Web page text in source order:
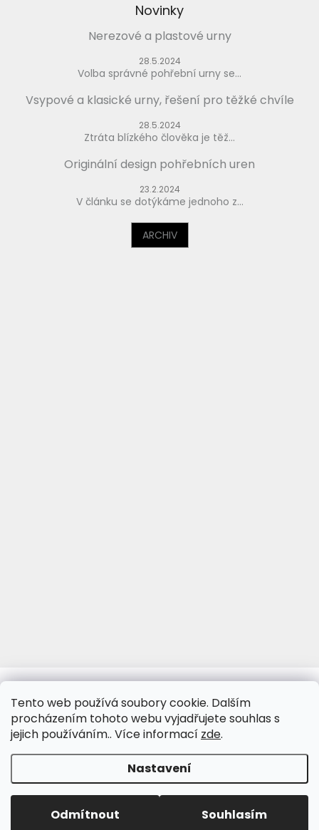
Tento web používá soubory cookie. Dalším
procházením tohoto webu vyjadřujete souhlas s
jejich používáním.. Více informací zde.
Nastavení
Odmítnout Souhlasím
Novinky
Nerezové a plastové urny
28.5.2024
Volba správné pohřební urny se...
Vsypové a klasické urny, řešení pro těžké chvíle
28.5.2024
Ztráta blízkého člověka je těž...
Originální design pohřebních uren
23.2.2024
V článku se dotýkáme jednoho z...
ARCHIV
www.viva-fotoporcelan.cz www.vivaporcelan.cz
Vytvořil Shoptet
Copyright 2026
. Všechna práva
vyhrazena.
Upravit nastavení cookies